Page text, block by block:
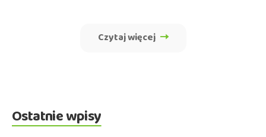
Czytaj więcej
Ostatnie wpisy